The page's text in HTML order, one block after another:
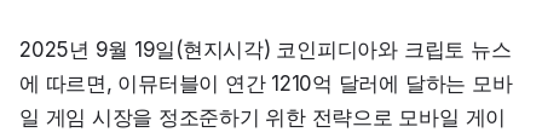
2025년 9월 19일(현지시각) 코인피디아와 크립토 뉴스
에 따르면, 이뮤터블이 연간 1210억 달러에 달하는 모바
일 게임 시장을 정조준하기 위한 전략으로 모바일 게이